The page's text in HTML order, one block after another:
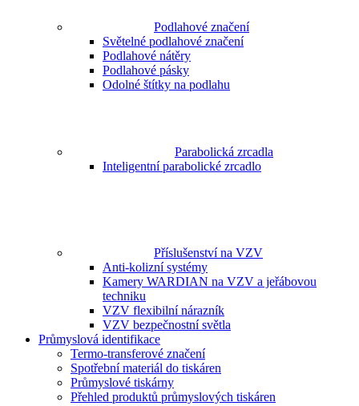
Podlahové značení
Světelné podlahové značení
Podlahové nátěry
Podlahové pásky
Odolné štítky na podlahu
Parabolická zrcadla
Inteligentní parabolické zrcadlo
Příslušenství na VZV
Anti-kolizní systémy
Kamery WARDIAN na VZV a jeřábovou
techniku
VZV flexibilní nárazník
VZV bezpečnostní světla
Průmyslová identifikace
Termo-transferové značení
Spotřební materiál do tiskáren
Průmyslové tiskárny
Přehled produktů průmyslových tiskáren